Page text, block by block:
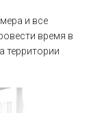
и все
время в
территории